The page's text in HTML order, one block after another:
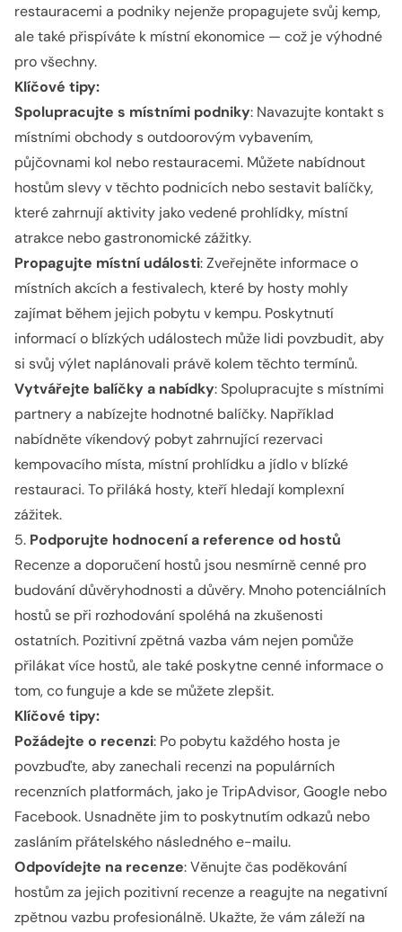
restauracemi a podniky nejenže propagujete svůj kemp,
ale také přispíváte k místní ekonomice — což je výhodné
pro všechny.
Klíčové tipy:
Spolupracujte s místními podniky: Navazujte kontakt s
místními obchody s outdoorovým vybavením,
půjčovnami kol nebo restauracemi. Můžete nabídnout
hostům slevy v těchto podnicích nebo sestavit balíčky,
které zahrnují aktivity jako vedené prohlídky, místní
atrakce nebo gastronomické zážitky.
Propagujte místní události: Zveřejněte informace o
místních akcích a festivalech, které by hosty mohly
zajímat během jejich pobytu v kempu. Poskytnutí
informací o blízkých událostech může lidi povzbudit, aby
si svůj výlet naplánovali právě kolem těchto termínů.
Vytvářejte balíčky a nabídky: Spolupracujte s místními
partnery a nabízejte hodnotné balíčky. Například
nabídněte víkendový pobyt zahrnující rezervaci
kempovacího místa, místní prohlídku a jídlo v blízké
restauraci. To přiláká hosty, kteří hledají komplexní
zážitek.
5. Podporujte hodnocení a reference od hostů
Recenze a doporučení hostů jsou nesmírně cenné pro
budování důvěryhodnosti a důvěry. Mnoho potenciálních
hostů se při rozhodování spoléhá na zkušenosti
ostatních. Pozitivní zpětná vazba vám nejen pomůže
přilákat více hostů, ale také poskytne cenné informace o
tom, co funguje a kde se můžete zlepšit.
Klíčové tipy:
Požádejte o recenzi: Po pobytu každého hosta je
povzbuďte, aby zanechali recenzi na populárních
recenzních platformách, jako je TripAdvisor, Google nebo
Facebook. Usnadněte jim to poskytnutím odkazů nebo
zasláním přátelského následného e-mailu.
Odpovídejte na recenze: Věnujte čas poděkování
hostům za jejich pozitivní recenze a reagujte na negativní
zpětnou vazbu profesionálně. Ukažte, že vám záleží na